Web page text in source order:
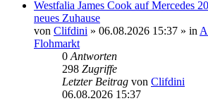
Westfalia James Cook auf Mercedes
neues Zuhause
von Clifdini » 06.08.2026 15:37 » in
Flohmarkt
0 Antworten
298 Zugriffe
Letzter Beitrag von Clifdini
06.08.2026 15:37